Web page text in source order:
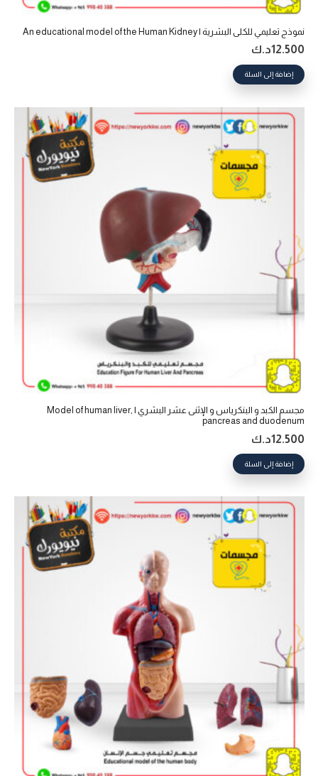
نموذج تعليمي للكلى البشرية | An educational model of the Human Kidney
12.500د.ك
إضافة إلى السلة
مجسم الكبد و البنكرياس و الإثنى عشر البشري | Model of human liver,
pancreas and duodenum
12.500د.ك
إضافة إلى السلة